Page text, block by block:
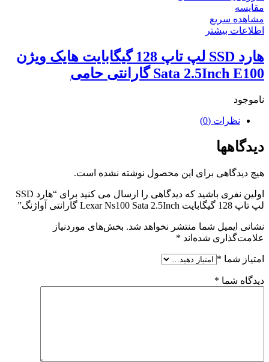
مقایسه
مشاهده سریع
اطلاعات بیشتر
هارد SSD لپ تاپ 128 گیگابایت هایک ویژن
Sata 2.5Inch E100 گارانتی حامی
ناموجود
نظرات (0)
دیدگاهها
هیچ دیدگاهی برای این محصول نوشته نشده است.
اولین نفری باشید که دیدگاهی را ارسال می کنید برای “هارد SSD
لپ تاپ 128 گیگابایت Lexar Ns100 Sata 2.5Inch گارانتی آواژنگ”
نشانی ایمیل شما منتشر نخواهد شد. بخش‌های موردنیاز
علامت‌گذاری شده‌اند *
امتیاز شما *
دیدگاه شما *